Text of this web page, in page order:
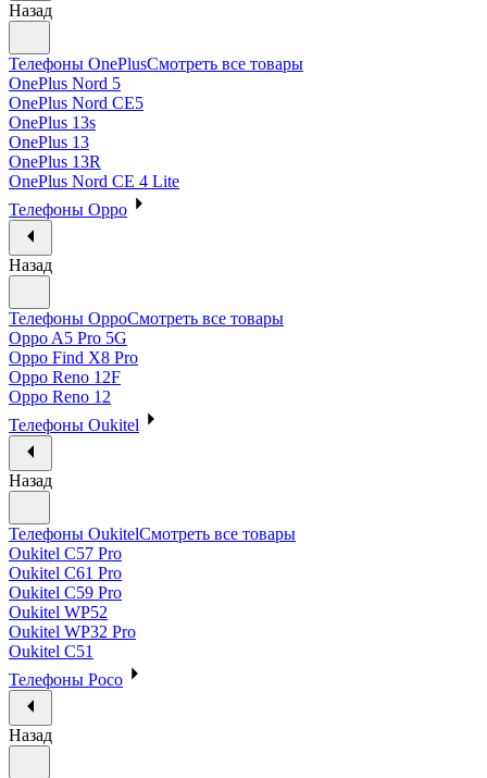
Назад
Телефоны OnePlusСмотреть все товары
OnePlus Nord 5
OnePlus Nord CE5
OnePlus 13s
OnePlus 13
OnePlus 13R
OnePlus Nord CE 4 Lite
Телефоны Oppo
Назад
Телефоны OppoСмотреть все товары
Oppo A5 Pro 5G
Oppo Find X8 Pro
Oppo Reno 12F
Oppo Reno 12
Телефоны Oukitel
Назад
Телефоны OukitelСмотреть все товары
Oukitel C57 Pro
Oukitel C61 Pro
Oukitel C59 Pro
Oukitel WP52
Oukitel WP32 Pro
Oukitel C51
Телефоны Poco
Назад